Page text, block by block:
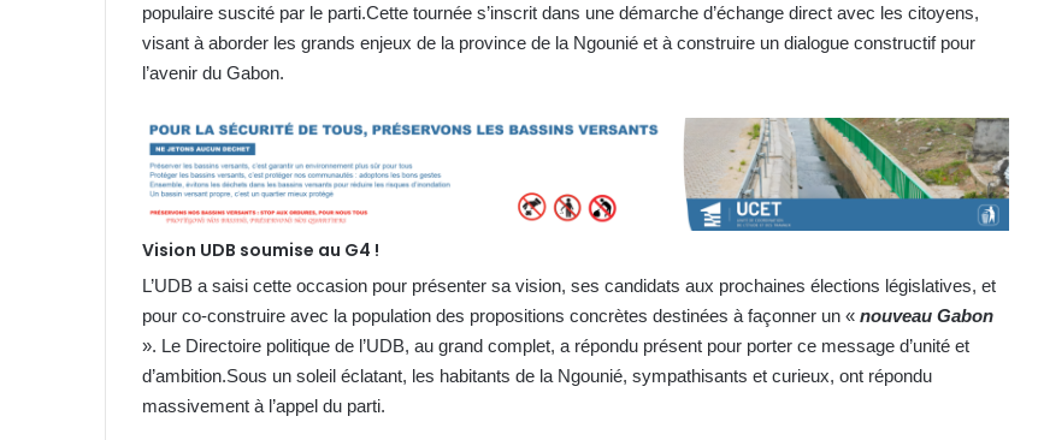
populaire suscité par le parti.Cette tournée s’inscrit dans une démarche d’échange direct avec les citoyens,
visant à aborder les grands enjeux de la province de la Ngounié et à construire un dialogue constructif pour
l’avenir du Gabon.
Vision UDB soumise au G4 !
L’UDB a saisi cette occasion pour présenter sa vision, ses candidats aux prochaines élections législatives, et
pour co-construire avec la population des propositions concrètes destinées à façonner un « nouveau Gabon
». Le Directoire politique de l’UDB, au grand complet, a répondu présent pour porter ce message d’unité et
d’ambition.Sous un soleil éclatant, les habitants de la Ngounié, sympathisants et curieux, ont répondu
massivement à l’appel du parti.